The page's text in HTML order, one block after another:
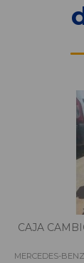
CAJA
MERCEDES-